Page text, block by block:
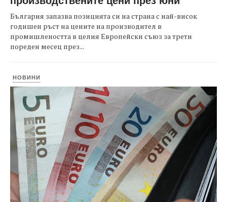
България запазва позицията си на страна с най-висок
годишен ръст на цените на производител в
промишлеността в целия Европейски съюз за трети
пореден месец през...
НОВИНИ